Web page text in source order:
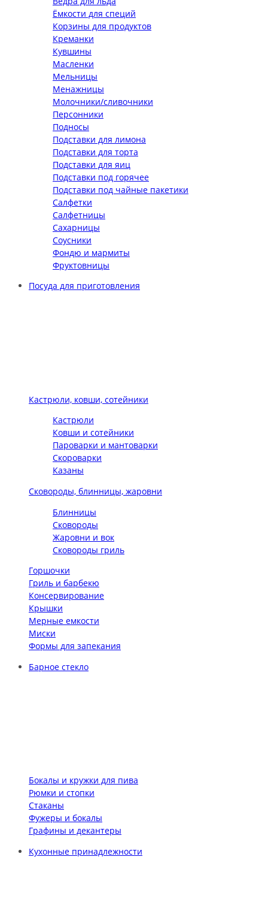
Ёмкости для специй
Корзины для продуктов
Креманки
Кувшины
Масленки
Мельницы
Менажницы
Молочники/сливочники
Персонники
Подносы
Подставки для лимона
Подставки для торта
Подставки для яиц
Подставки под горячее
Подставки под чайные пакетики
Салфетки
Салфетницы
Сахарницы
Соусники
Фондю и мармиты
Фруктовницы
Посуда для приготовления
Кастрюли, ковши, сотейники
Кастрюли
Ковши и сотейники
Пароварки и мантоварки
Скороварки
Казаны
Сковороды, блинницы, жаровни
Блинницы
Сковороды
Жаровни и вок
Сковороды гриль
Горшочки
Гриль и барбекю
Консервирование
Крышки
Мерные емкости
Миски
Формы для запекания
Барное стекло
Бокалы и кружки для пива
Рюмки и стопки
Стаканы
Фужеры и бокалы
Графины и декантеры
Кухонные принадлежности